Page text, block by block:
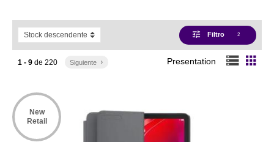
tune Filtro 2
1 - 9de 220 Siguiente keyboard_arrow_right Presentation storage apps
New
Retail